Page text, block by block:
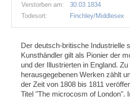
Verstorben am:
30.03.1834
Todesort:
Finchley/Middlesex
Der deutsch-britische Industrielle
Kunsthändler gilt als Pionier der
und der Illustrierten in England.
herausgegebenen Werken zählt
der Zeit von 1808 bis 1811
Titel "The microcosm of London".